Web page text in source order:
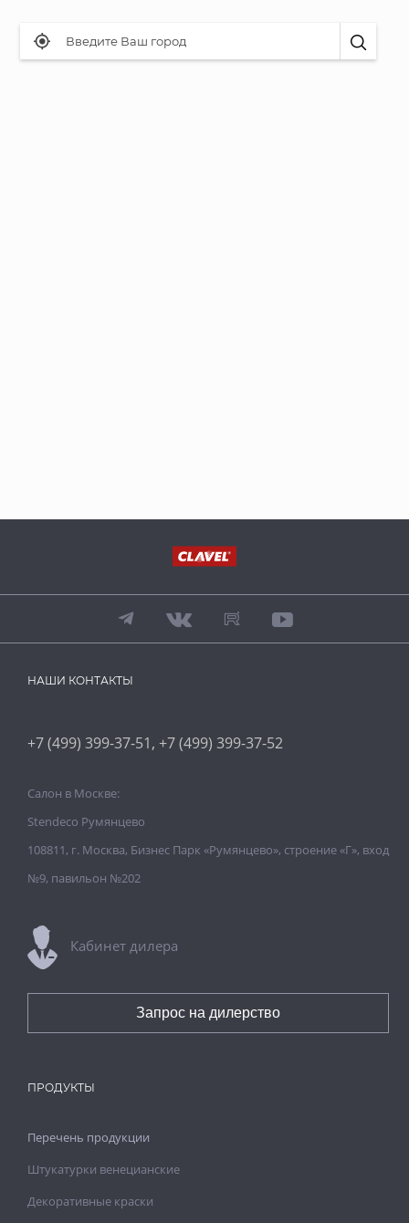
ПРОДУКТЫ
Перечень продукции
Штукатурки венецианские
Декоративные краски
НАШИ КОНТАКТЫ
+7 (499) 399-37-51, +7 (499) 399-37-52
Салон в Москве:
Stendeco Румянцево
108811, г. Москва, Бизнес Парк «Румянцево», строение «Г», вход
№9, павильон №202
Кабинет дилера
Запрос на дилерство